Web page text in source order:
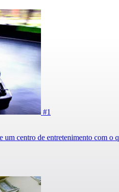
#1
centro de entretenimento com o